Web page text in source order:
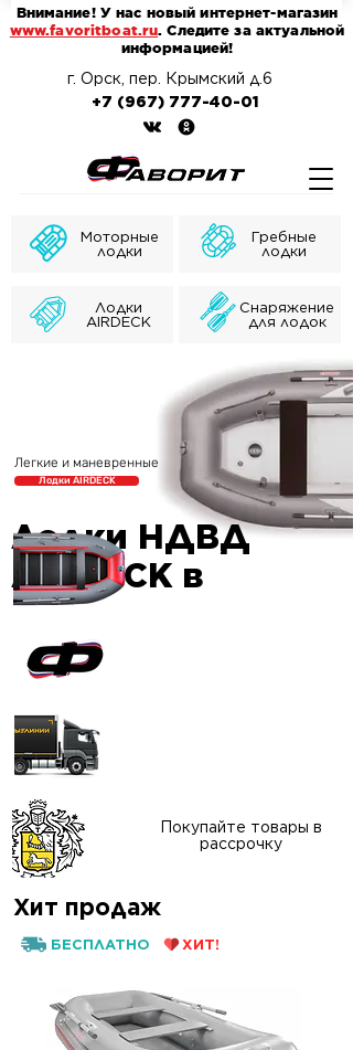
г. Орск, пер. Крымский д.6
+7 (967) 777-40-01
Внимание! У нас новый интернет-магазин
www.favoritboat.ru. Следите за актуальной
информацией!
Моторные
лодки
Гребные
лодки
Лодки
AIRDECK
Снаряжение
для лодок
Легкие и маневренные
Лодки AIRDECK
Лодки НДВД
AIRDECK в
Гарантия
Покупайте товары в
рассрочку
Хит продаж
БЕСПЛАТНО ХИТ!